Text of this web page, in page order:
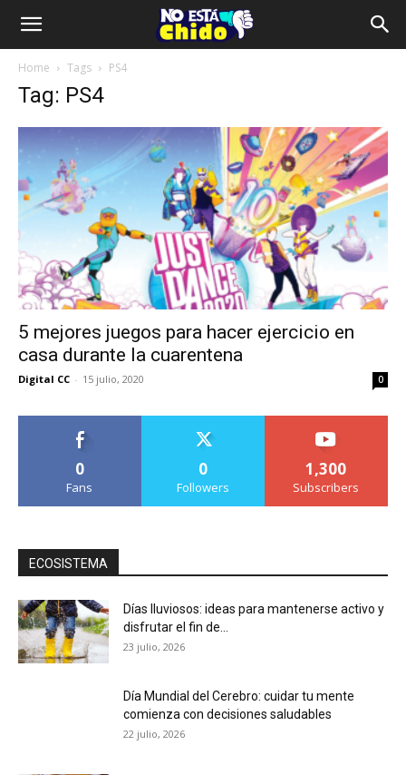
Home Tags PS4
Tag: PS4
5 mejores juegos para hacer ejercicio en
casa durante la cuarentena
Digital CC - 15 julio, 2020 0
0
Fans
0
Followers
1,300
Subscribers
ECOSISTEMA
Días lluviosos: ideas para mantenerse activo y
disfrutar el fin de...
23 julio, 2026
Día Mundial del Cerebro: cuidar tu mente
comienza con decisiones saludables
22 julio, 2026